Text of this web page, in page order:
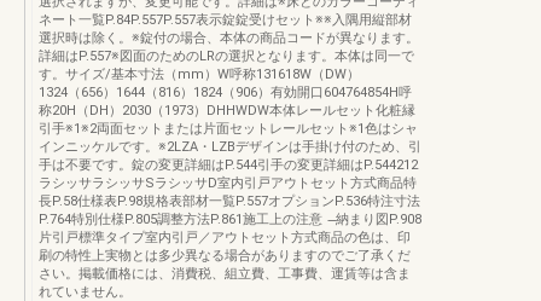
ネート一覧P.84P.557P.557表示錠錠受けセット※※入隅用縦部材
選択時は除く。※錠付の場合、本体の商品コードが異なります。
詳細はP.557※図面のためのLRの選択となります。本体は同一で
す。サイズ/基本寸法（mm）W呼称131618W（DW）
1324（656）1644（816）1824（906）有効開口604764854H呼
称20H（DH）2030（1973）DHHWDW本体レールセット化粧縁
引手※1※2両面セットまたは片面セットレールセット※1色はシャ
インニッケルです。※2LZA・LZBデザインは手掛け付のため、引
手は不要です。錠の変更詳細はP.544引手の変更詳細はP.544212
ラシッサラシッサSラシッサD室内引戸アウトセット方式商品特
長P.58仕様表P.98規格表部材一覧P.557オプションP.536特注寸法
P.764特別仕様P.805調整方法P.861施工上の注意 ̶納まり図P.908
片引戸標準タイプ室内引戸／アウトセット方式商品の色は、印
刷の特性上実物とは多少異なる場合がありますのでご了承くだ
さい。掲載価格には、消費税、組立費、工事費、運賃等は含ま
れていません。